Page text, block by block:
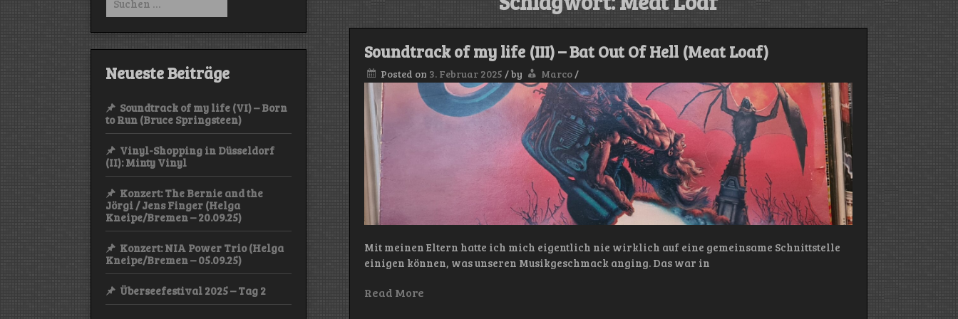
Soundtrack of my life (III) – Bat Out Of Hell (Meat Loaf)
Posted on 3. Februar 2025 /by Marco/
Mit meinen Eltern hatte ich mich eigentlich nie wirklich auf eine gemeinsame Schnittstelle
einigen können, was unseren Musikgeschmack anging. Das war in
Read More
nach:
Neueste Beiträge
Soundtrack of my life (VI) – Born
to Run (Bruce Springsteen)
Vinyl-Shopping in Düsseldorf
(II): Minty Vinyl
Konzert: The Bernie and the
Jörgi / Jens Finger (Helga
Kneipe/Bremen – 20.09.25)
Konzert: NIA Power Trio (Helga
Kneipe/Bremen – 05.09.25)
Überseefestival 2025 – Tag 2